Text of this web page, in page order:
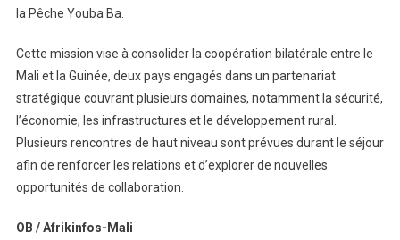
la Pêche Youba Ba.
Cette mission vise à consolider la coopération bilatérale entre le
Mali et la Guinée, deux pays engagés dans un partenariat
stratégique couvrant plusieurs domaines, notamment la sécurité,
l’économie, les infrastructures et le développement rural.
Plusieurs rencontres de haut niveau sont prévues durant le séjour
afin de renforcer les relations et d’explorer de nouvelles
opportunités de collaboration.
OB / Afrikinfos-Mali